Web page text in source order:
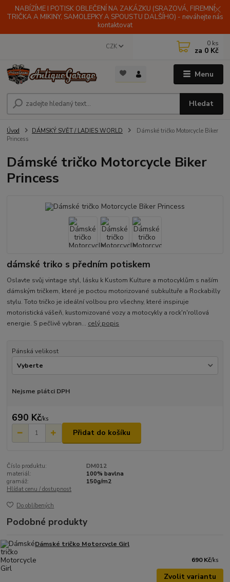
NABÍZÍME I POTISK OBLEČENÍ NA ZAKÁZKU (SRAZOVÁ, FIREMNÍ
TRIČKA A MIKINY, SAMOLEPKY A SPOUSTU DALŠÍHO) - neváhejte nás
kontaktovat
Menu
CZK
Hledat
0 ks
za 0 Kč
Úvod DÁMSKÝ SVĚT / LADIES WORLD
Dámské tričko Motorcycle Biker
Princess
Dámské tričko Motorcycle Biker
Princess
dámské triko s předním potiskem
Oslavte svůj vintage styl, lásku k Kustom Kulture a motocyklům s naším
dámským tričkem, které je poctou motorizované subkultuře a Rockabilly
stylu. Toto tričko je ideální volbou pro všechny, které inspiruje
motoristická vášeň, kustomizované vozy a motocykly a rock'n'rollová
energie. S pečlivě vybran... celý popis
Pánská velikost
Nejsme plátci DPH
690 Kč/ks
Přidat do košíku
Číslo produktu:
DM012
materiál:
100% bavlna
gramáž:
150g/m2
Hlídat cenu / dostupnost
Do oblíbených
Podobné produkty
Dámské tričko Motorcycle Girl
690 Kč/ks
Zvolit variantu